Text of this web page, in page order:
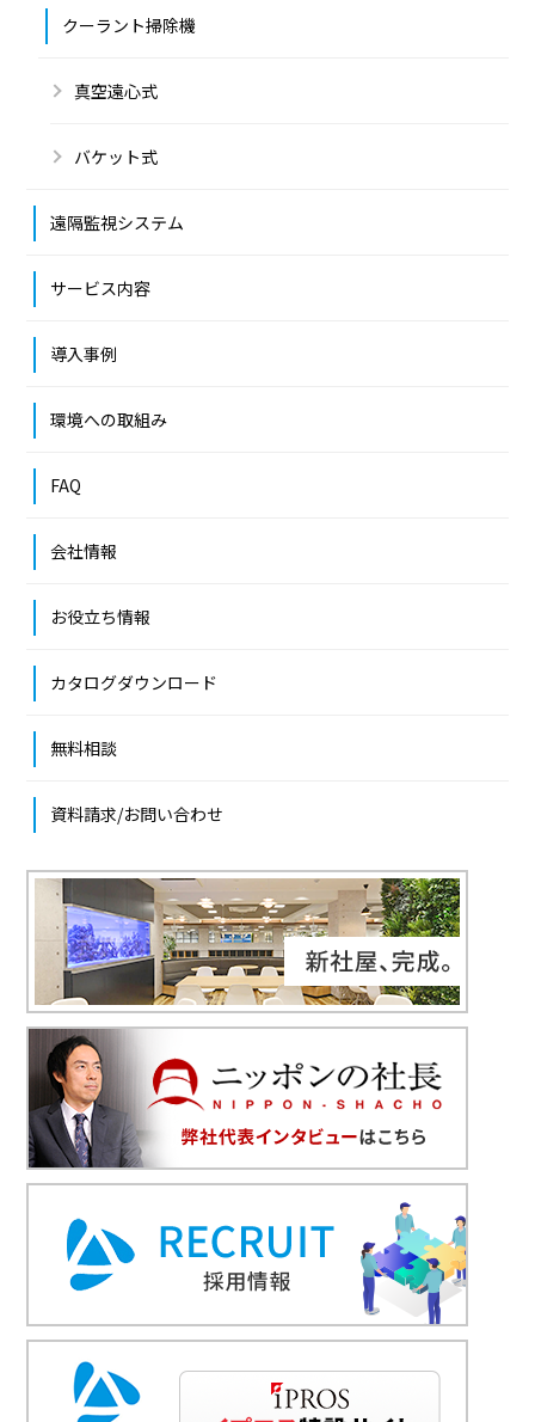
クーラント掃除機
真空遠心式
バケット式
遠隔監視システム
サービス内容
導入事例
環境への取組み
FAQ
会社情報
お役立ち情報
カタログダウンロード
無料相談
資料請求/お問い合わせ